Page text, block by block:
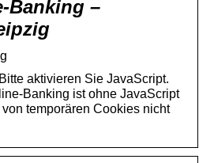
Banking –
aktivieren Sie JavaScript.
Banking ist ohne JavaScript
temporären Cookies nicht